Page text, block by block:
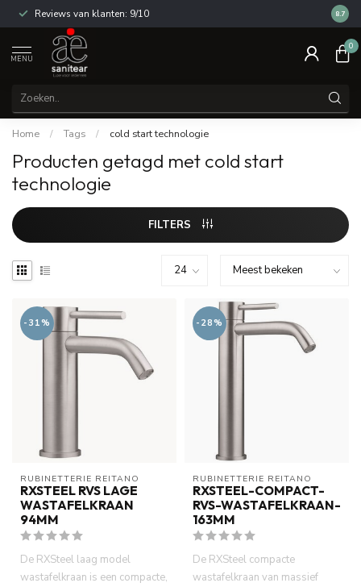
Reviews van klanten: 9/10 14
8.7
MENU
0
Home / Tags / cold start technologie
Producten getagd met cold start
technologie
FILTERS
-31%
RUBINETTERIE REITANO
RXSTEEL RVS LAGE
WASTAFELKRAAN
94MM
De RXSteel laag model
wastafelkraan is een compacte,
-28%
RUBINETTERIE REITANO
RXSTEEL-COMPACT-
RVS-WASTAFELKRAAN-
163MM
De RXSteel compacte
wastafelkraan van massief